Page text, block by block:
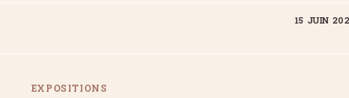
15 JUIN
EXPOSITIONS